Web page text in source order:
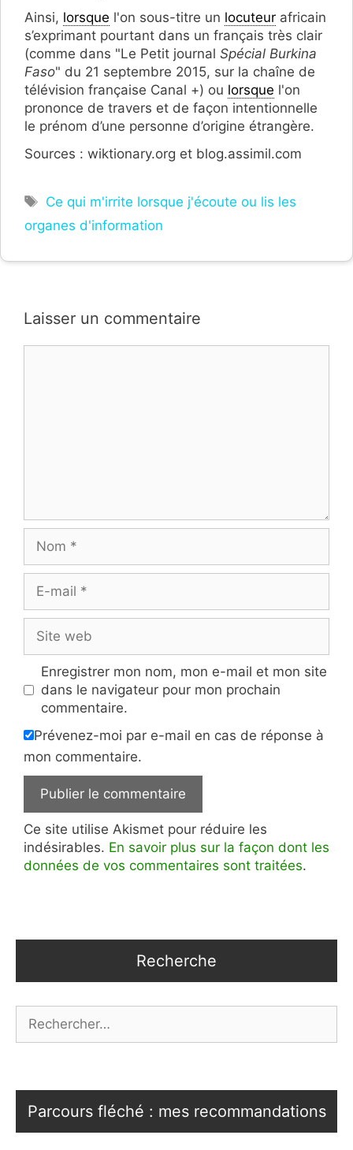
Ainsi, lorsque l'on sous-titre un locuteur africain
s’exprimant pourtant dans un français très clair
(comme dans "Le Petit journal Spécial Burkina
Faso" du 21 septembre 2015, sur la chaîne de
télévision française Canal +) ou lorsque l'on
prononce de travers et de façon intentionnelle
le prénom d’une personne d’origine étrangère.
Sources : wiktionary.org et blog.assimil.com
Étiquettes
Ce qui m'irrite lorsque j'écoute ou lis les
organes d'information
Laisser un commentaire
mail
web
Enregistrer mon nom, mon e-mail et mon site
dans le navigateur pour mon prochain
commentaire.
Prévenez-moi par e-mail en cas de réponse à
mon commentaire.
Ce site utilise Akismet pour réduire les
indésirables. En savoir plus sur la façon dont les
données de vos commentaires sont traitées.
Recherche
Parcours fléché : mes recommandations